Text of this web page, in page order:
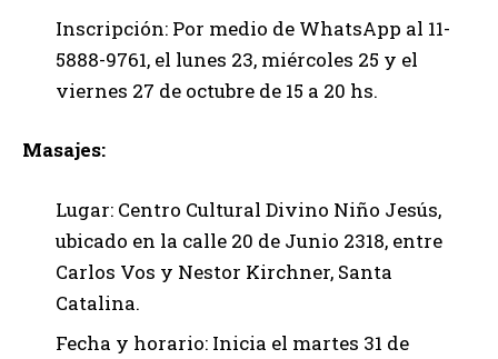
Inscripción: Por medio de WhatsApp al 11-
5888-9761, el lunes 23, miércoles 25 y el
viernes 27 de octubre de 15 a 20 hs.
Masajes:
Lugar: Centro Cultural Divino Niño Jesús,
ubicado en la calle 20 de Junio 2318, entre
Carlos Vos y Nestor Kirchner, Santa
Catalina.
Fecha y horario: Inicia el martes 31 de